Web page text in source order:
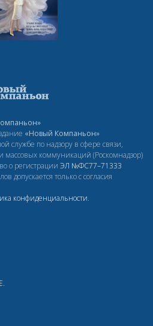
«Новый Компаньон»
службе по надзору в сфере связи,
коммуникаций (Роскомнадзор)
о регистрации ЭЛ №ФС77–71333
допускается только с согласия
конфиденциальности.